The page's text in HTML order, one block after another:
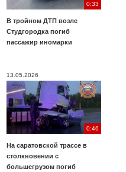
0:33
В тройном ДТП возле
Студгородка погиб
пассажир иномарки
13.05.2026
0:46
На саратовской трассе в
столкновении с
большегрузом погиб